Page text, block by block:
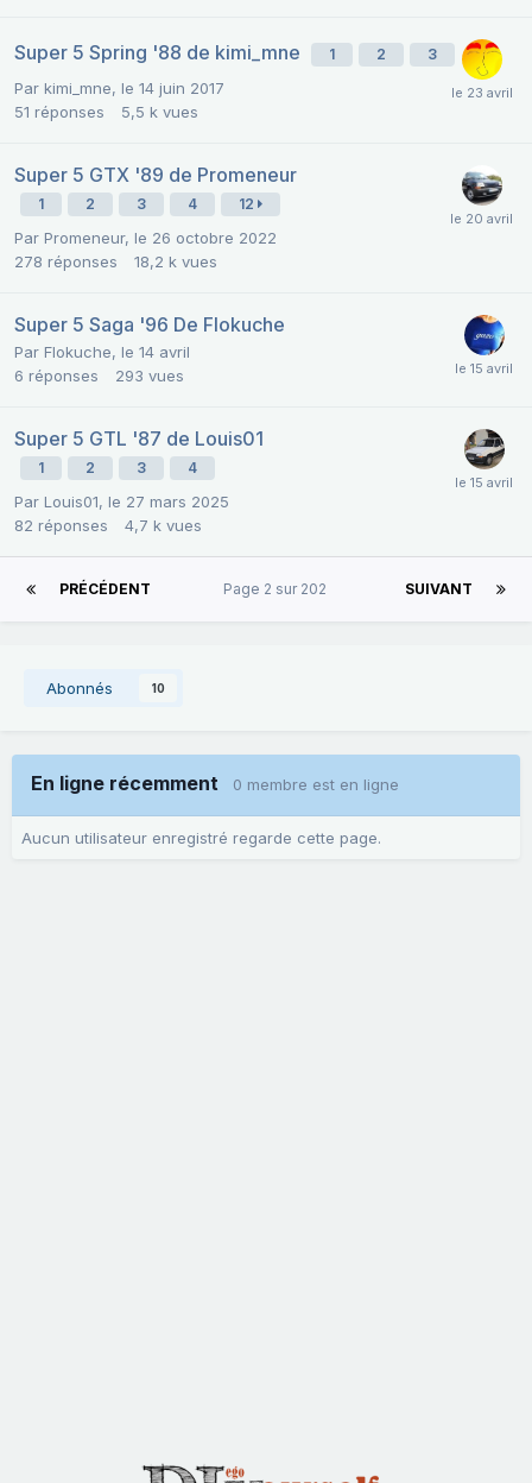
Super 5 Spring '88 de kimi_mne 1 2 3
Par kimi_mne, le 14 juin 2017
51 réponses 5,5 k vues
Super 5 GTX '89 de Promeneur
1 2 3 4 12
Par Promeneur, le 26 octobre 2022
278 réponses 18,2 k vues
Super 5 Saga '96 De Flokuche
Par Flokuche, le 14 avril
6 réponses 293 vues
Super 5 GTL '87 de Louis01
1 2 3 4
Par Louis01, le 27 mars 2025
82 réponses 4,7 k vues
PRÉCÉDENT SUIVANT
Page 2 sur 202
Abonnés 10
En ligne récemment 0 membre est en ligne
Aucun utilisateur enregistré regarde cette page.